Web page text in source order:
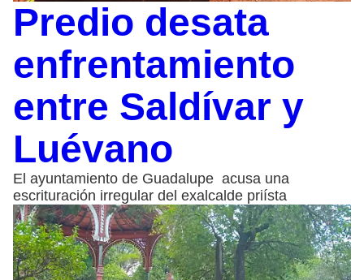
Predio desata
enfrentamiento
entre Saldívar y
Luévano
El ayuntamiento de Guadalupe acusa una
escrituración irregular del exalcalde priísta